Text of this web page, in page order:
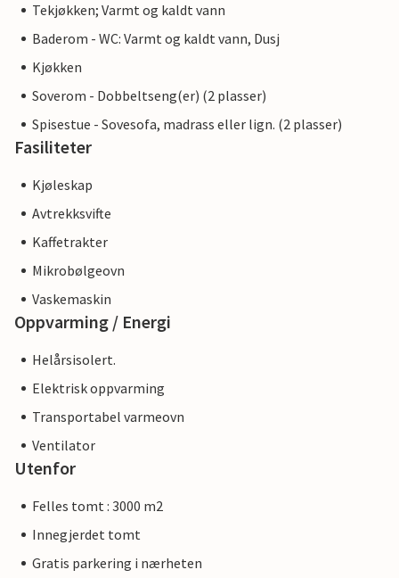
Tekjøkken; Varmt og kaldt vann
Baderom - WC: Varmt og kaldt vann, Dusj
Kjøkken
Soverom - Dobbeltseng(er) (2 plasser)
Spisestue - Sovesofa, madrass eller lign. (2 plasser)
Fasiliteter
Kjøleskap
Avtrekksvifte
Kaffetrakter
Mikrobølgeovn
Vaskemaskin
Oppvarming / Energi
Helårsisolert.
Elektrisk oppvarming
Transportabel varmeovn
Ventilator
Utenfor
Felles tomt : 3000 m2
Innegjerdet tomt
Gratis parkering i nærheten